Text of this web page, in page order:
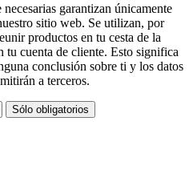
garantizan únicamente
sitio web. Se utilizan, por
productos en tu cesta de la
tu cuenta de cliente. Esto significa
conclusión sobre ti y los datos
a terceros.
Sólo obligatorios